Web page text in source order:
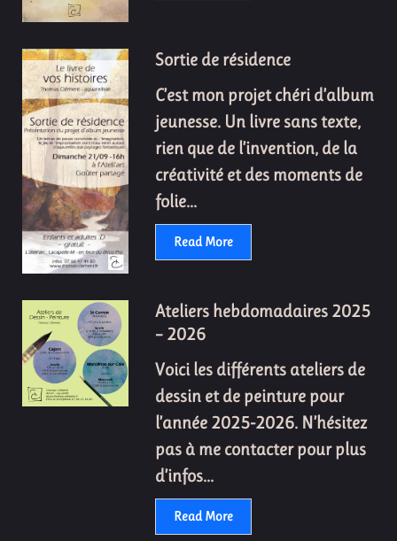
Sortie de résidence
C’est mon projet chéri d’album
jeunesse. Un livre sans texte,
rien que de l’invention, de la
créativité et des moments de
folie...
Read More
Ateliers hebdomadaires 2025
– 2026
Voici les différents ateliers de
dessin et de peinture pour
l’année 2025-2026. N’hésitez
pas à me contacter pour plus
d’infos...
Read More